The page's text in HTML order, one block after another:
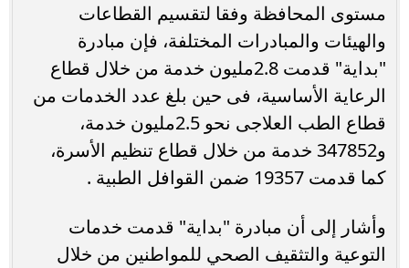
مستوى المحافظة وفقا لتقسيم القطاعات
والهيئات والمبادرات المختلفة، فإن مبادرة
"بداية" قدمت 2.8مليون خدمة من خلال قطاع
الرعاية الأساسية، فى حين بلغ عدد الخدمات من
قطاع الطب العلاجى نحو 2.5مليون خدمة،
و347852 خدمة من خلال قطاع تنظيم الأسرة،
كما قدمت 19357 ضمن القوافل الطبية .
وأشار إلى أن مبادرة "بداية" قدمت خدمات
التوعية والتثقيف الصحي للمواطنين من خلال